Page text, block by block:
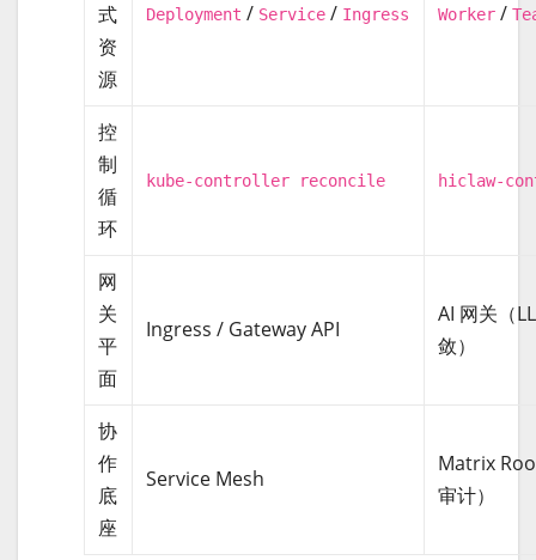
式
资
源
Deployment / Service / Ingress Worker /
控
制
循
环
kube-controller reconcile hiclaw-
网
关
平
面
Ingress / Gateway API
AI 网关（
敛）
协
作
底
座
Service Mesh
Matrix
审计）